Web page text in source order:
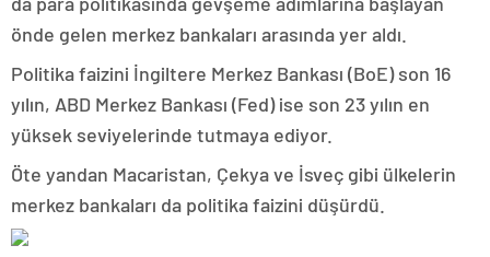
önde gelen merkez bankaları arasında yer aldı.
Politika faizini İngiltere Merkez Bankası (BoE) son 16
yılın, ABD Merkez Bankası (Fed) ise son 23 yılın en
yüksek seviyelerinde tutmaya ediyor.
Öte yandan Macaristan, Çekya ve İsveç gibi ülkelerin
merkez bankaları da politika faizini düşürdü.